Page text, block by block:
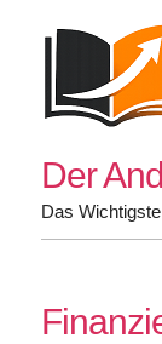
Der
Das